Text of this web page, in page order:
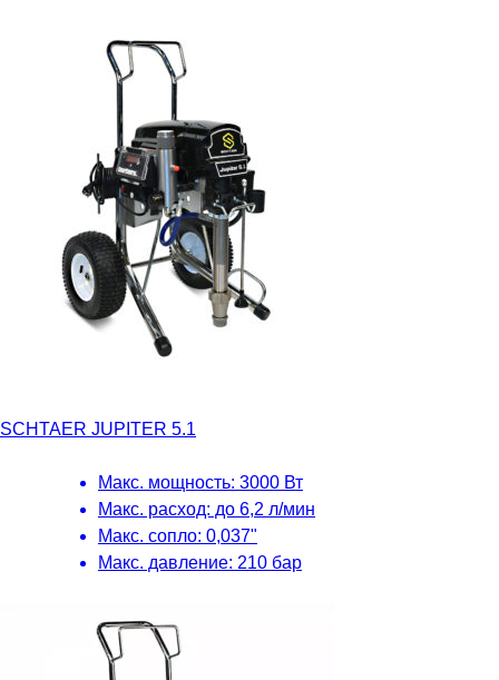
SCHTAER JUPITER 5.1
Макс. мощность: 3000 Вт
Макс. расход: до 6,2 л/мин
Макс. сопло: 0,037"
Макс. давление: 210 бар